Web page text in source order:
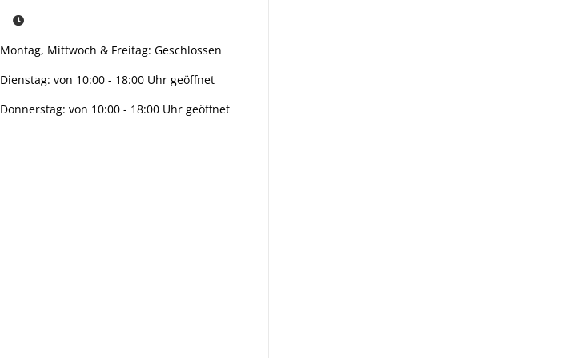
Montag, Mittwoch & Freitag: Geschlossen
Dienstag: von 10:00 - 18:00 Uhr geöffnet
Donnerstag: von 10:00 - 18:00 Uhr geöffnet